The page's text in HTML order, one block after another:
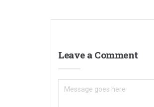
Leave a Comment